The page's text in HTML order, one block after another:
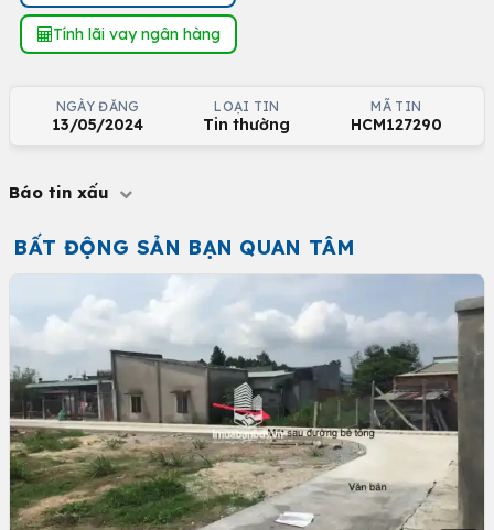
Tính lãi vay ngân hàng
NGÀY ĐĂNG
13/05/2024
LOẠI TIN
Tin thường
MÃ TIN
HCM127290
Báo tin xấu
BẤT ĐỘNG SẢN BẠN QUAN TÂM